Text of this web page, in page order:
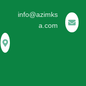
تخطى
info@azimks
a.com